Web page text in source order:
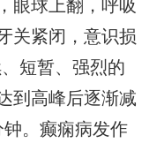
眼球上翻，呼吸
关紧闭，意识损
短暂、强烈的
到高峰后逐渐减
。癫痫病发作